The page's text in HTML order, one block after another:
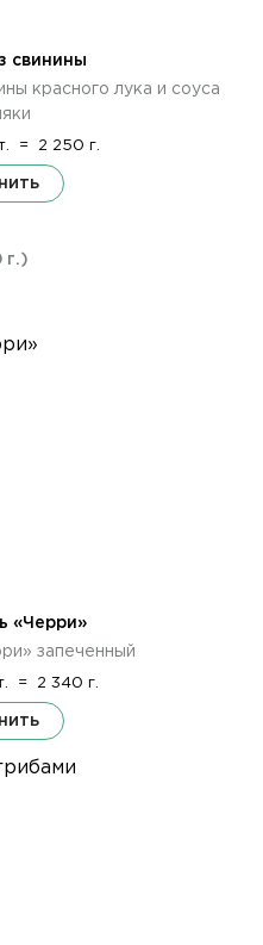
свинины
красного лука и соуса
= 2 250 г.
г.)
«Черри»
запеченный
= 2 340 г.